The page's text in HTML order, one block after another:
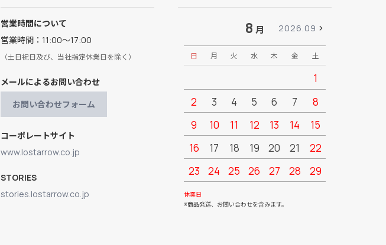
営業時間について
営業時間：11:00～17:00
（土日祝日及び、当社指定休業日を除く）
メールによるお問い合わせ
お問い合わせフォーム
コーポレートサイト
www.lostarrow.co.jp
STORIES
stories.lostarrow.co.jp
8 月 2026.09
日 月 火 水 木 金 土
1
2
3 4 5 6 7
8
9
10 11 12 13 14
15
16
17 18 19 20 21
22
23
24 25 26 27 28
29
30
休業日
※商品発送、お問い合わせを含みます。